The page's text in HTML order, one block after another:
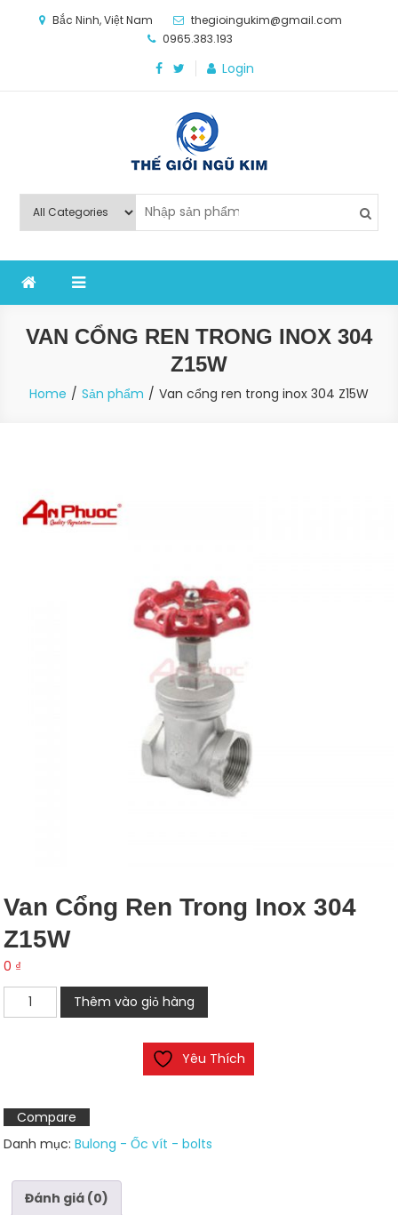
Bắc Ninh, Việt Nam
thegioingukim@gmail.com
0965.383.193
Login
Thế Giới Ngũ Kim
nghiệp sản xuất
VAN CỔNG REN TRONG INOX 304
Z15W
Home Sản phẩm Van cổng ren trong inox 304 Z15W
Van Cổng Ren Trong Inox 304
Z15W
0 ₫
cổng
304
Z15W
số
Thêm vào giỏ hàng
Yêu Thích
Compare
Danh mục:Bulong - Ốc vít - bolts
Đánh giá (0)